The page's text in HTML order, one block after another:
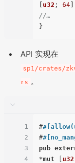
[ u32 ; 64
//…
API 实现在
sp1/crates/
rs 。
1
2
3
4
#
#
pub
*mut [ u32